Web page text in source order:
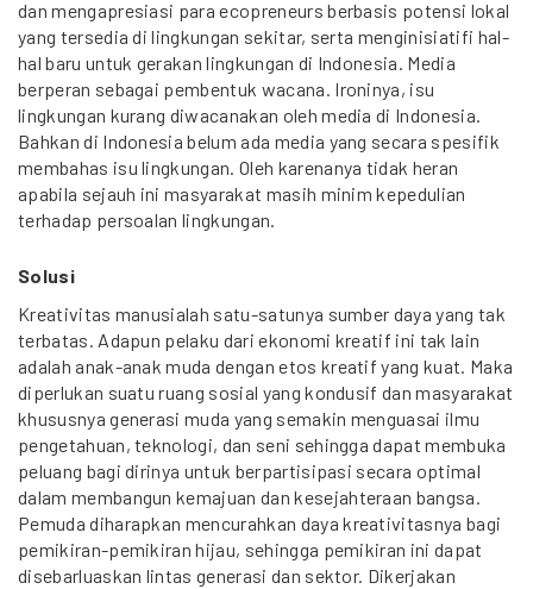
dan mengapresiasi para ecopreneurs berbasis potensi lokal
yang tersedia di lingkungan sekitar, serta menginisiatifi hal-
hal baru untuk gerakan lingkungan di Indonesia. Media
berperan sebagai pembentuk wacana. Ironinya, isu
lingkungan kurang diwacanakan oleh media di Indonesia.
Bahkan di Indonesia belum ada media yang secara spesifik
membahas isu lingkungan. Oleh karenanya tidak heran
apabila sejauh ini masyarakat masih minim kepedulian
terhadap persoalan lingkungan.
Solusi
Kreativitas manusialah satu-satunya sumber daya yang tak
terbatas. Adapun pelaku dari ekonomi kreatif ini tak lain
adalah anak-anak muda dengan etos kreatif yang kuat. Maka
diperlukan suatu ruang sosial yang kondusif dan masyarakat
khususnya generasi muda yang semakin menguasai ilmu
pengetahuan, teknologi, dan seni sehingga dapat membuka
peluang bagi dirinya untuk berpartisipasi secara optimal
dalam membangun kemajuan dan kesejahteraan bangsa.
Pemuda diharapkan mencurahkan daya kreativitasnya bagi
pemikiran-pemikiran hijau, sehingga pemikiran ini dapat
disebarluaskan lintas generasi dan sektor. Dikerjakan